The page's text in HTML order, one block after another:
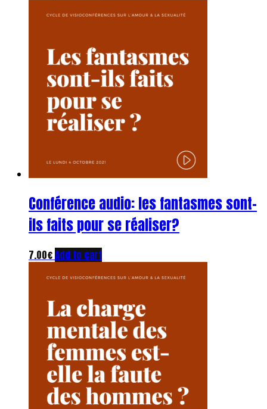
Conférence audio: les fantasmes sont-
ils faits pour se réaliser?
7.00€Add to cart